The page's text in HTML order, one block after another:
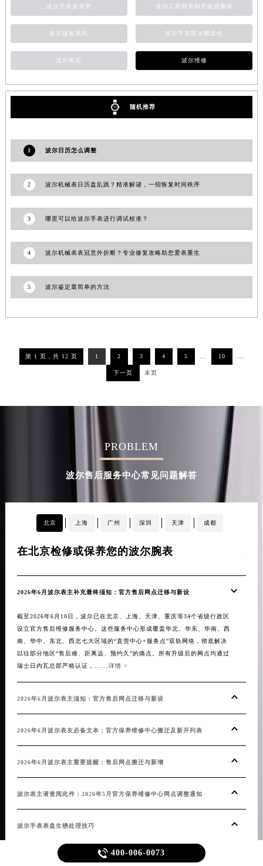
波尔手表皮表带 波尔工程师青铜星磁霸腕表
波尔碳氢系列 波尔手表防水圈老化
波尔售后 波尔维修
随机推荐
1 波尔日历怎么调整
2 波尔机械表日历盘乱跳？精准解谜，一招恢复时间秩序
3 哪里可以给波尔手表进行调试校准？
4 波尔机械表表冠意外折断？专业修复攻略助您爱表重生
5 波尔鉴定最简单的方法
第 1 页，共 12 页 1 2 3 4 5 10
下一页 末页
PROBLEM
波尔售后服务中心常见问题解答
北京 上海 广州 深圳 天津 成都
在北京检修或保养您的波尔腕表
2026年6月波尔表主补充最终须知：官方售后网点迁移与新设
截至2026年6月10日，波尔已在北京、上海、天津、重庆等34个省级行政区
设立官方售后维修服务中心。这些服务中心形成覆盖华北、华东、华南、西
南、华中、东北、西北七大区域的“直营中心+服务点”双轨网络，彻底解决
以往部分地区“售后难、距离远、预约久”的痛点。所有升级后的网点均通过
瑞士日内瓦总部严格认证，...... 详情 >
2026年6月波尔表主须知：官方售后网点迁移与新设
2026年6月波尔表友必备文本：官方保养维修中心搬迁及新开列表
2026年6月波尔表主重要提醒：售后网点搬迁与新增
波尔表主请查阅此件：2026年5月官方保养维修中心网点调整通知
波尔手表表盘生锈处理技巧
波尔手表表带太紧是啥原因  400-006-0073